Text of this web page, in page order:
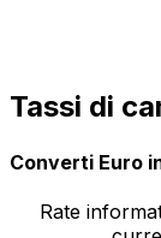
Tassi di
Converti Euro
Rate